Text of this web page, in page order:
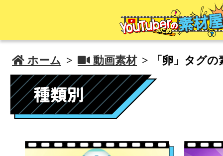
 ホーム >  動画素材 > 「卵」タグの